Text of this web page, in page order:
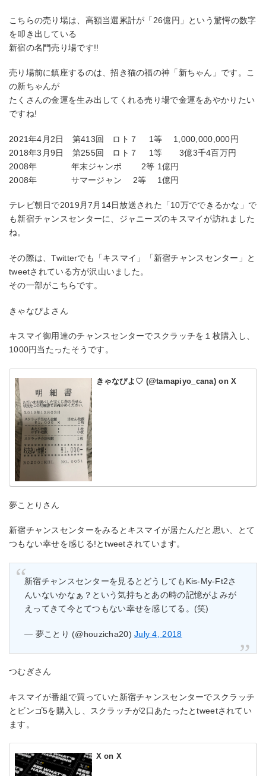
こちらの売り場は、高額当選累計が「26億円」という驚愕の数字
を叩き出している
新宿の名門売り場です!!
売り場前に鎮座するのは、招き猫の福の神「新ちゃん」です。こ
の新ちゃんが
たくさんの金運を生み出してくれる売り場で金運をあやかりたい
ですね!
2021年4月2日 第413回 ロト７ 1等 1,000,000,000円
2018年3月9日 第255回 ロト７ 1等 3億3千4百万円
2008年 年末ジャンボ 2等 1億円
2008年 サマージャン 2等 1億円
テレビ朝日で2019月7月14日放送された「10万でできるかな」で
も新宿チャンスセンターに、ジャニーズのキスマイが訪れました
ね。
その際は、Twitterでも「キスマイ」「新宿チャンスセンター」と
tweetされている方が沢山いました。
その一部がこちらです。
きゃなぴよさん
キスマイ御用達のチャンスセンターでスクラッチを１枚購入し、
1000円当たったそうです。
きゃなぴよ♡ (@tamapiyo_cana) on X
夢ことりさん
新宿チャンスセンターをみるとキスマイが居たんだと思い、とて
つもない幸せを感じる!とtweetされています。
新宿チャンスセンターを見るとどうしてもKis-My-Ft2さ
んいないかなぁ？という気持ちとあの時の記憶がよみが
えってきて今とてつもない幸せを感じてる。(笑)
— 夢ことり (@houzicha20)July 4, 2018
つむぎさん
キスマイが番組で買っていた新宿チャンスセンターでスクラッチ
とビンゴ5を購入し、スクラッチが2口あたったとtweetされてい
ます。
X on X